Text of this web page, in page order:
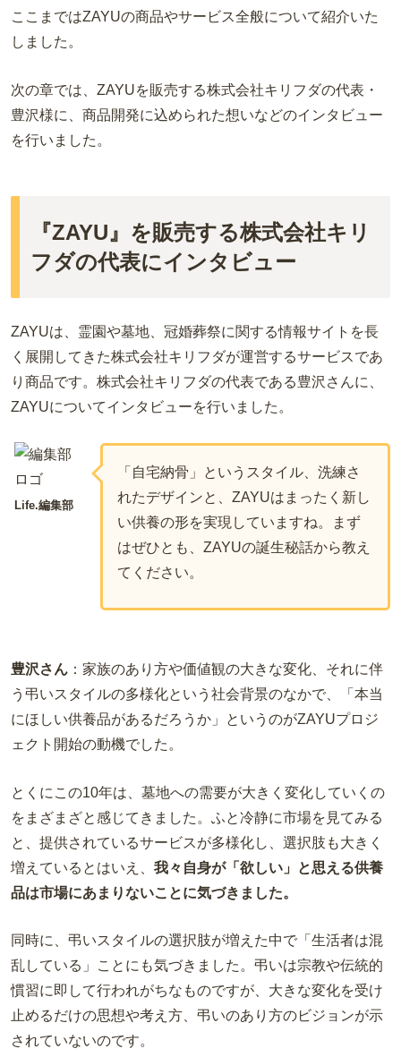
ここまではZAYUの商品やサービス全般について紹介いた
しました。
次の章では、ZAYUを販売する株式会社キリフダの代表・
豊沢様に、商品開発に込められた想いなどのインタビュー
を行いました。
『ZAYU』を販売する株式会社キリ
フダの代表にインタビュー
ZAYUは、霊園や墓地、冠婚葬祭に関する情報サイトを長
く展開してきた株式会社キリフダが運営するサービスであ
り商品です。株式会社キリフダの代表である豊沢さんに、
ZAYUについてインタビューを行いました。
Life.編集部
「自宅納骨」というスタイル、洗練さ
れたデザインと、 ZAYUはまったく新し
い供養の形を実現していますね。まず
はぜひとも、 ZAYUの誕生秘話から教え
てください。
豊沢さん ： 家族のあり方や価値観の大きな変化、それに伴
う弔いスタイルの多様化という社会背景のなかで、「本当
にほしい供養品があるだろうか」というのがZAYUプロジ
ェクト開始の動機でした。
とくにこの10年は、墓地への需要が大きく変化していくの
をまざまざと感じてきました。 ふと冷静に市場を見てみる
と、提供されているサービスが多様化し、選択肢も大きく
増えているとはいえ、 我々自身が「欲しい」と思える供養
品は市場にあまりないことに気づきました。
同時に、弔いスタイルの選択肢が増えた中で「生活者は混
乱している」ことにも気づきました。弔いは宗教や伝統的
慣習に即して行われがちなものですが、大きな変化を受け
止めるだけの思想や考え方、弔いのあり方のビジョンが示
されていないのです。